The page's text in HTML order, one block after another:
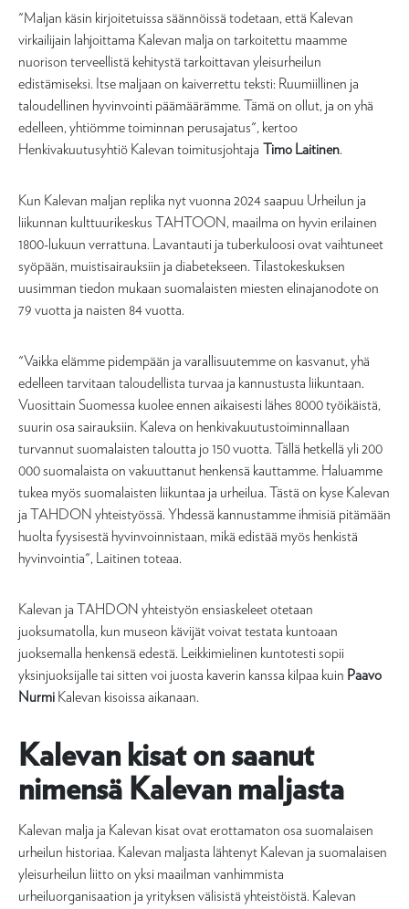
"Maljan käsin kirjoitetuissa säännöissä todetaan, että Kalevan
virkailijain lahjoittama Kalevan malja on tarkoitettu maamme
nuorison terveellistä kehitystä tarkoittavan yleisurheilun
edistämiseksi. Itse maljaan on kaiverrettu teksti: Ruumiillinen ja
taloudellinen hyvinvointi päämäärämme. Tämä on ollut, ja on yhä
edelleen, yhtiömme toiminnan perusajatus", kertoo
Henkivakuutusyhtiö Kalevan toimitusjohtaja Timo Laitinen.
Kun Kalevan maljan replika nyt vuonna 2024 saapuu Urheilun ja
liikunnan kulttuurikeskus TAHTOON, maailma on hyvin erilainen
1800-lukuun verrattuna. Lavantauti ja tuberkuloosi ovat vaihtuneet
syöpään, muistisairauksiin ja diabetekseen. Tilastokeskuksen
uusimman tiedon mukaan suomalaisten miesten elinajanodote on
79 vuotta ja naisten 84 vuotta.
"Vaikka elämme pidempään ja varallisuutemme on kasvanut, yhä
edelleen tarvitaan taloudellista turvaa ja kannustusta liikuntaan.
Vuosittain Suomessa kuolee ennen aikaisesti lähes 8000 työikäistä,
suurin osa sairauksiin. Kaleva on henkivakuutustoiminnallaan
turvannut suomalaisten taloutta jo 150 vuotta. Tällä hetkellä yli 200
000 suomalaista on vakuuttanut henkensä kauttamme. Haluamme
tukea myös suomalaisten liikuntaa ja urheilua. Tästä on kyse Kalevan
ja TAHDON yhteistyössä. Yhdessä kannustamme ihmisiä pitämään
huolta fyysisestä hyvinvoinnistaan, mikä edistää myös henkistä
hyvinvointia", Laitinen toteaa.
Kalevan ja TAHDON yhteistyön ensiaskeleet otetaan
juoksumatolla, kun museon kävijät voivat testata kuntoaan
juoksemalla henkensä edestä. Leikkimielinen kuntotesti sopii
yksinjuoksijalle tai sitten voi juosta kaverin kanssa kilpaa kuin Paavo
Nurmi Kalevan kisoissa aikanaan.
Kalevan kisat on saanut
nimensä Kalevan maljasta
Kalevan malja ja Kalevan kisat ovat erottamaton osa suomalaisen
urheilun historiaa. Kalevan maljasta lähtenyt Kalevan ja suomalaisen
yleisurheilun liitto on yksi maailman vanhimmista
urheiluorganisaation ja yrityksen välisistä yhteistöistä. Kalevan